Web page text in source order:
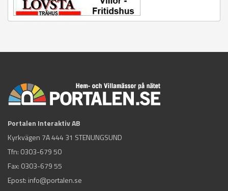
Portalen Interaktiv AB
Kyrkvägen 7A 444 31 STENUNGSUND
Tfn: 0303-679 50
Fax: 0303-679 55
Epost: info@portalen.se